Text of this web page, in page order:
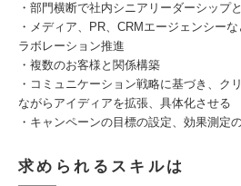
・部門横断で社内シニアリーダーシップ
・メディア、PR、CRMエージェンシー
ラボレーション推進
・複数のお客様と関係構築
・コミュニケーション戦略に基づき、ク
ながらアイディアを拡張、具体化させる
・キャンペーンの目標の設定、効果測定
求められるスキルは